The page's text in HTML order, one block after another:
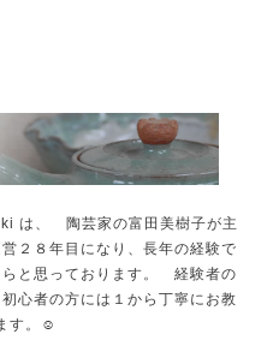
は、 陶芸家の富田美樹子が主
２８年目になり、長年の経験で
らと思っております。 経験者の
心者の方には１から丁寧にお教
す。☺️